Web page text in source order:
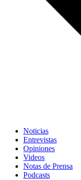
Noticias
Entrevistas
Opiniones
Videos
Notas de Prensa
Podcasts